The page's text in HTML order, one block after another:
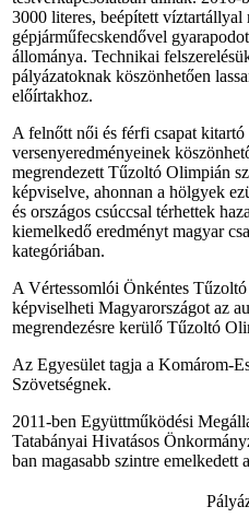
3000 literes, beépített
gépjárműfecskendővel
állománya. Technikai
pályázatoknak köszönhetően
előírtakhoz.
A felnőtt női és férfi csapat kitartó
versenyeredményeinek
megrendezett Tűzoltó Olimpián
képviselve, ahonnan a hölgyek
és országos csúccsal térhettek
kiemelkedő eredményt magyar
kategóriában.
A Vértessomlói Önkéntes
képviselheti Magyarországot az
megrendezésre kerülő Tűzoltó
Az Egyesület tagja a Komárom-
Szövetségnek.
2011-ben Együttműködési
Tatabányai Hivatásos
ban magasabb szintre emelkedett